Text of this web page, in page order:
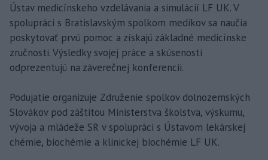
Ústav medicínskeho vzdelávania a simulácií LF UK. V
spolupráci s Bratislavským spolkom medikov sa naučia
poskytovať prvú pomoc a získajú základné medicínske
zručnosti. Výsledky svojej práce a skúsenosti
odprezentujú na záverečnej konferencii.
Podujatie organizuje Združenie spolkov dolnozemských
Slovákov pod záštitou Ministerstva školstva, výskumu,
vývoja a mládeže SR v spolupráci s Ústavom lekárskej
chémie, biochémie a klinickej biochémie LF UK.